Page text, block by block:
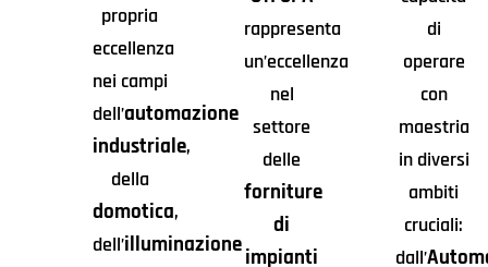
propria
eccellenza
nei campi
dell’automazione
industriale,
della
domotica,
dell’illuminazione
rappresenta
un’eccellenza
nel
settore
delle
forniture
di
impianti
di
operare
con
maestria
in diversi
ambiti
cruciali:
dall’